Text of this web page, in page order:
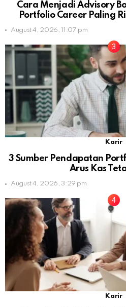
Cara Menjadi Advisory
Portfolio Career Paling
August 4, 2026, 11:07 pm
Karir
3 Sumber Pendapatan
Arus Kas
August 4, 2026, 3:29 pm
Karir